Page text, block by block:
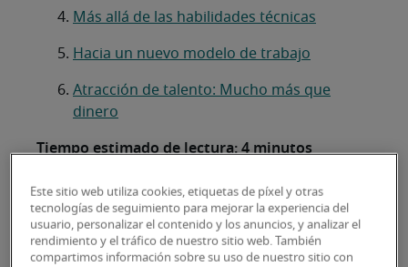
Más allá de las habilidades técnicas
Hacia un nuevo modelo de trabajo
Atracción de talento: Mucho más que
dinero
Tiempo estimado de lectura: 4 minutos
Los profesionales del área detecnologíasacan
cuentas más que felices. Sus habilidades son
Este sitio web utiliza cookies, etiquetas de píxel y otras
tecnologías de seguimiento para mejorar la experiencia del
usuario, personalizar el contenido y los anuncios, y analizar el
rendimiento y el tráfico de nuestro sitio web. También
compartimos información sobre su uso de nuestro sitio con